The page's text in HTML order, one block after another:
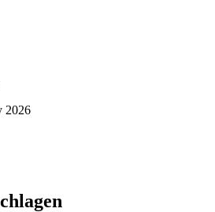
2026